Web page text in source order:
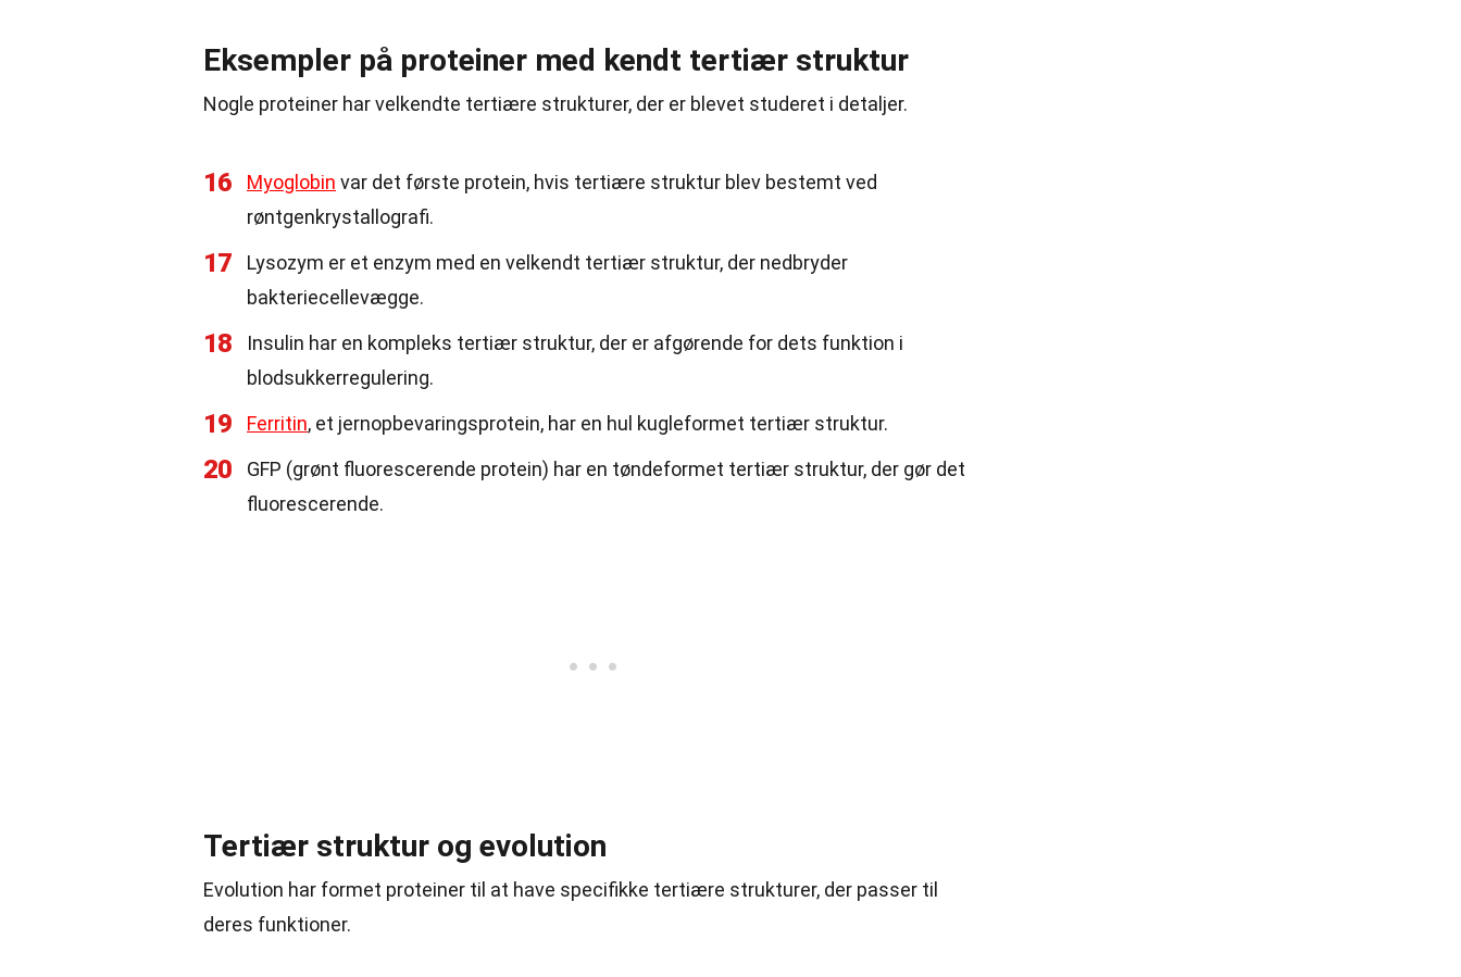
Eksempler på proteiner med kendt tertiær struktur
Nogle proteiner har velkendte tertiære strukturer, der er blevet studeret i detaljer.
16 Myoglobin var det første protein, hvis tertiære struktur blev bestemt ved
røntgenkrystallografi.
17
Lysozym er et enzym med en velkendt tertiær struktur, der nedbryder
bakteriecellevægge.
18
Insulin har en kompleks tertiær struktur, der er afgørende for dets funktion i
blodsukkerregulering.
19 Ferritin, et jernopbevaringsprotein, har en hul kugleformet tertiær struktur.
20
GFP (grønt fluorescerende protein) har en tøndeformet tertiær struktur, der gør det
fluorescerende.
Tertiær struktur og evolution
Evolution har formet proteiner til at have specifikke tertiære strukturer, der passer til
deres funktioner.